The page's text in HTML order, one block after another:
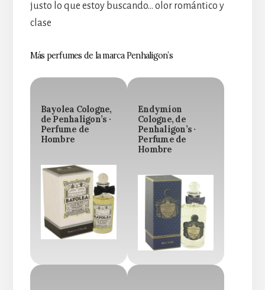
justo lo que estoy buscando… olor romántico y
clase
Más perfumes de la marca Penhaligon’s
Bayolea Cologne,
de Penhaligon’s ·
Perfume de
Hombre
Endymion
Cologne, de
Penhaligon’s ·
Perfume de
Hombre